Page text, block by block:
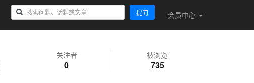
提问 会员中心
关注者
0
被浏览
735